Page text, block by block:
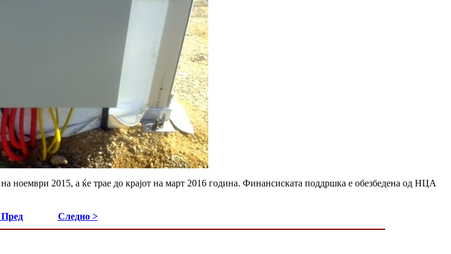
ноември 2015, а ќе трае до крајот на март 2016 година. Финансиската поддршка е обезбедена од НЦА
Следно >